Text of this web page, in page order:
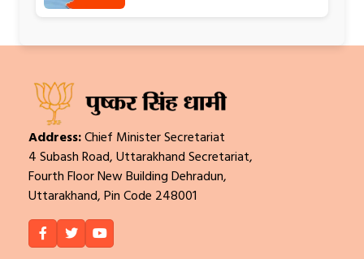
Address:Chief Minister Secretariat
4 Subash Road, Uttarakhand Secretariat,
Fourth Floor New Building Dehradun,
Uttarakhand, Pin Code 248001